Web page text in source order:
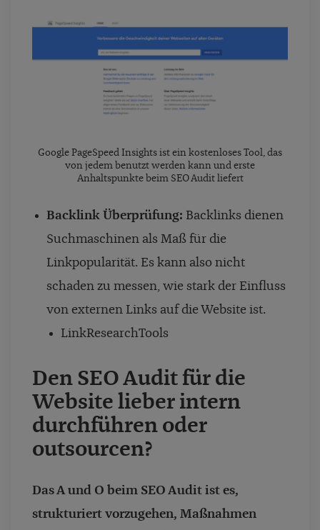
Google PageSpeed Insights ist ein kostenloses Tool, das
von jedem benutzt werden kann und erste
Anhaltspunkte beim SEO Audit liefert
Backlink Überprüfung: Backlinks dienen
Suchmaschinen als Maß für die
Linkpopularität. Es kann also nicht
schaden zu messen, wie stark der Einfluss
von externen Links auf die Website ist.
LinkResearchTools
Den SEO Audit für die
Website lieber intern
durchführen oder
outsourcen?
Das A und O beim SEO Audit ist es,
strukturiert vorzugehen, Maßnahmen